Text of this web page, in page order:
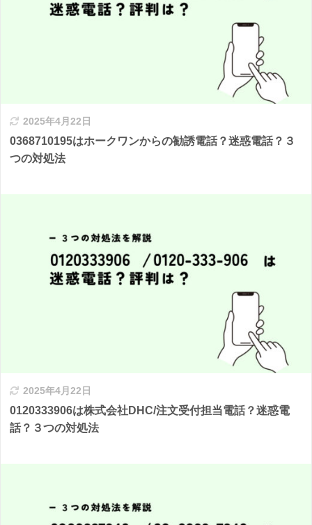
2025年4月22日
0368710195はホークワンからの勧誘電話？迷惑電話？３
つの対処法
2025年4月22日
0120333906は株式会社DHC/注文受付担当電話？迷惑電
話？３つの対処法